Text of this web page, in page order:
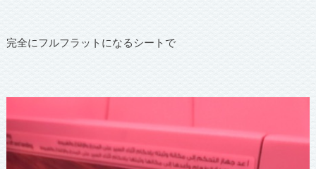
完全にフルフラットになるシートで